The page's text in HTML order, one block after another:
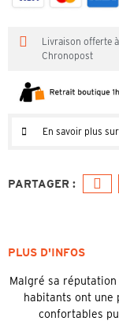
Livraison offerte
Chronopost
En savoir plus
PLUS D'INFOS
Malgré sa réputation
habitants ont une
confortables